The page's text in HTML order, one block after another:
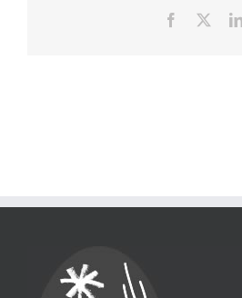
Facebook